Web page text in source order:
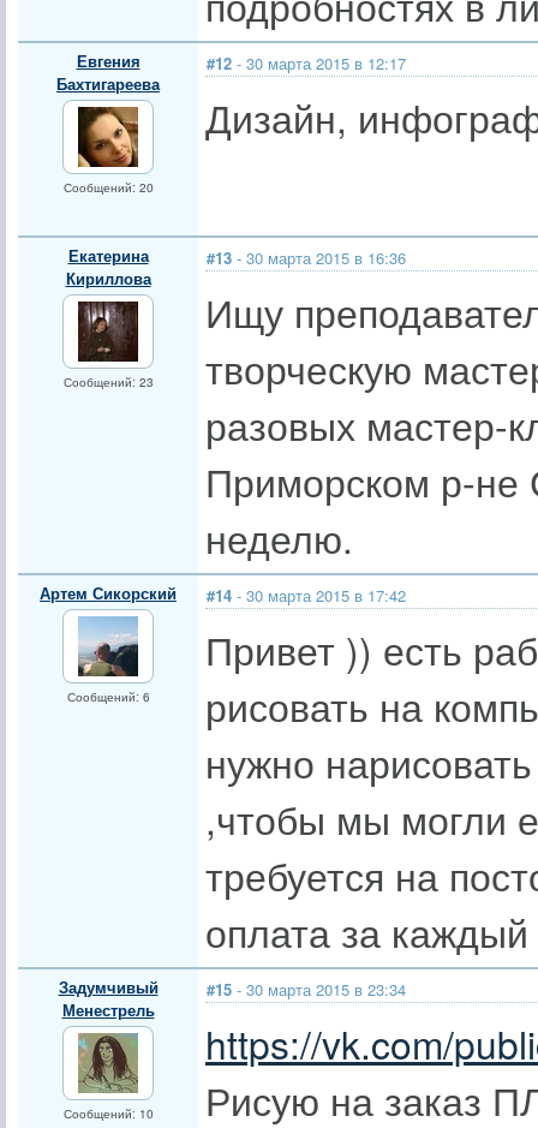
Евгения
Бахтигареева
Сообщений: 20
#12 - 30 марта 2015 в 12:17
Дизайн,
Екатерина
Кириллова
Сообщений: 23
#13 - 30 марта 2015 в 16:36
Ищу
творческую
разовых мастер-
Приморском р-не
неделю.
Артем Сикорский
Сообщений: 6
#14 - 30 марта 2015 в 17:42
Привет )) есть
рисовать на
нужно
,чтобы мы могли
требуется на
оплата за
Задумчивый
Менестрель
Сообщений: 10
#15 - 30 марта 2015 в 23:34
https://vk.com/
Рисую на заказ